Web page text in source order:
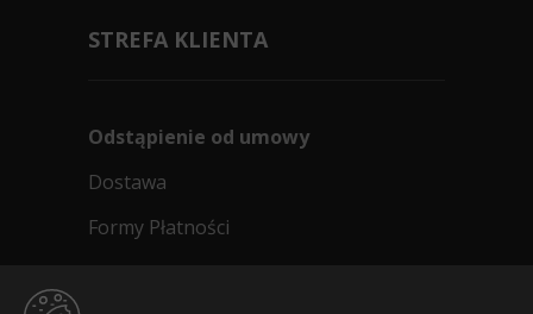
STREFA KLIENTA
Odstąpienie od umowy
Dostawa
Formy Płatności